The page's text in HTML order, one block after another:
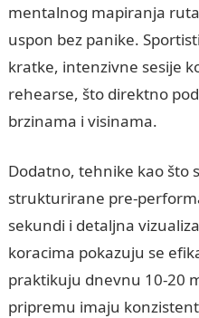
mentalnog mapiranja
uspon bez panike.
kratke, intenzivne sesije
rehearse, što direktno
brzinama i visinama.
Dodatno, tehnike kao što
strukturirane pre-
sekundi i detaljna
koracima pokazuju se
praktikuju dnevnu 10-20
pripremu imaju